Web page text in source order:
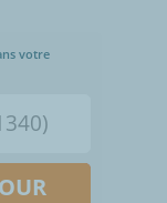
votre